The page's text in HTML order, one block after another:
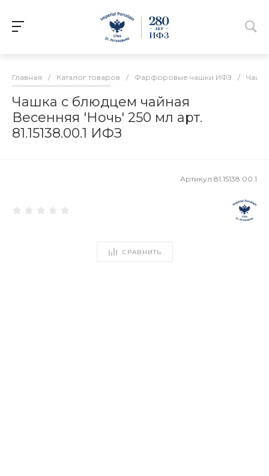
Главная / Каталог товаров / Фарфоровые чашки ИФЗ /
Чашка с блюдцем чайная
Весенняя 'Ночь' 250 мл арт.
81.15138.00.1 ИФЗ
Артикул 81.15138.00.1
СРАВНИТЬ